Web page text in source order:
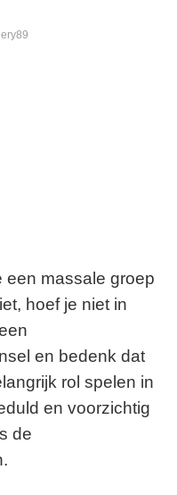
een massale groep
hoef je niet in
en bedenk dat
rol spelen in
en voorzichtig
de